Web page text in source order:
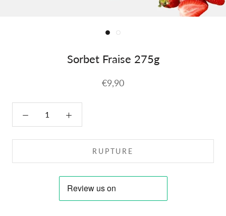
Sorbet Fraise 275g
€9,90
RUPTURE